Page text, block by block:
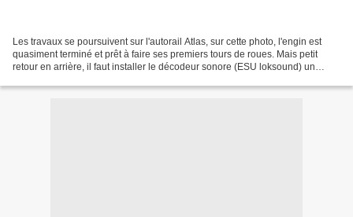
Les travaux se poursuivent sur l'autorail Atlas, sur cette photo, l'engin est
quasiment terminé et prêt à faire ses premiers tours de roues. Mais petit
retour en arrière, il faut installer le décodeur sonore (ESU loksound) un